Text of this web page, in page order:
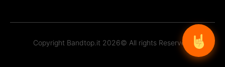
Copyright Bandtop.it 2026© All rights Reserved.